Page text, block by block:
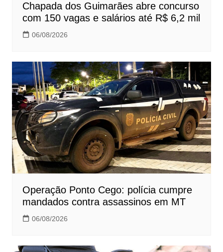
Chapada dos Guimarães abre concurso
com 150 vagas e salários até R$ 6,2 mil
06/08/2026
Operação Ponto Cego: polícia cumpre
mandados contra assassinos em MT
06/08/2026